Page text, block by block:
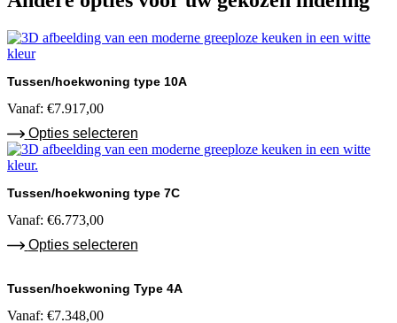
Tussen/hoekwoning type 10A
Vanaf: €7.917,00
Opties selecteren
Tussen/hoekwoning type 7C
Vanaf: €6.773,00
Opties selecteren
Tussen/hoekwoning Type 4A
Vanaf: €7.348,00